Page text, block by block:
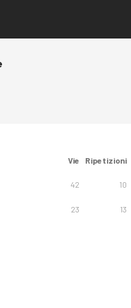
Vie Ripetizioni
42 10
23 13